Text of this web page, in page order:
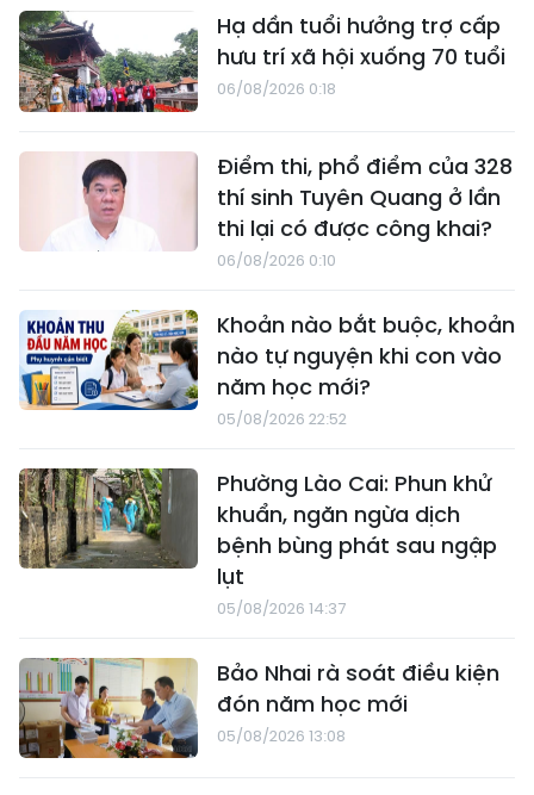
Hạ dần tuổi hưởng trợ cấp
hưu trí xã hội xuống 70 tuổi
06/08/2026 0:18
Điểm thi, phổ điểm của 328
thí sinh Tuyên Quang ở lần
thi lại có được công khai?
06/08/2026 0:10
Khoản nào bắt buộc, khoản
nào tự nguyện khi con vào
năm học mới?
05/08/2026 22:52
Phường Lào Cai: Phun khử
khuẩn, ngăn ngừa dịch
bệnh bùng phát sau ngập
lụt
05/08/2026 14:37
Bảo Nhai rà soát điều kiện
đón năm học mới
05/08/2026 13:08